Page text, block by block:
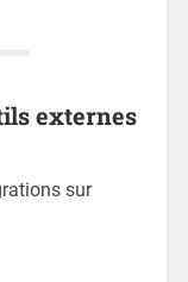
externes
sur